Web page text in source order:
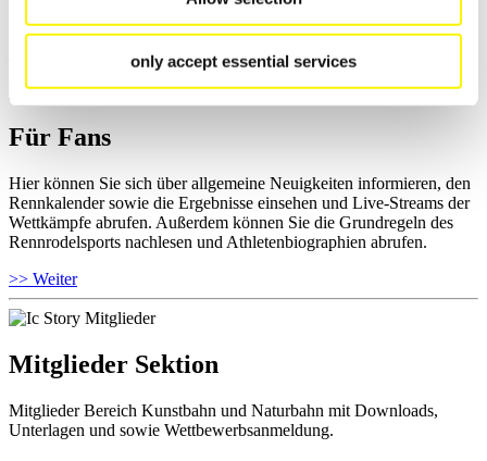
only accept essential services
Für Fans
Hier können Sie sich über allgemeine Neuigkeiten informieren, den
Rennkalender sowie die Ergebnisse einsehen und Live-Streams der
Wettkämpfe abrufen. Außerdem können Sie die Grundregeln des
Rennrodelsports nachlesen und Athletenbiographien abrufen.
>> Weiter
Mitglieder Sektion
Mitglieder Bereich Kunstbahn und Naturbahn mit Downloads,
Unterlagen und sowie Wettbewerbsanmeldung.